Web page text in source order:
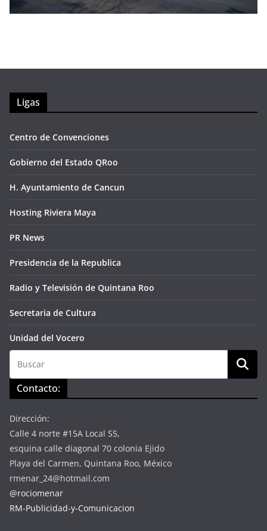
Ligas
Centro de Convenciones
Gobierno del Estado QRoo
H. Ayuntamiento de Cancun
Hosting Riviera Maya
PR News
Presidencia de la Republica
Radio y Televisión de Quintana Roo
Secretaria de Cultura
Unidad del Vocero
Contacto:
Dirección:
Calle 4 norte #15A Local S5,
esquina calle diagonal 70 colonia Ejido
Playa del Carmen, Quintana Roo, México
rmenar_24@hotmail.com
@rociomenar
RM-Publicidad-y-Comunicacion